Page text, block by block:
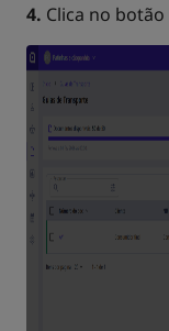
4. Clica no botão